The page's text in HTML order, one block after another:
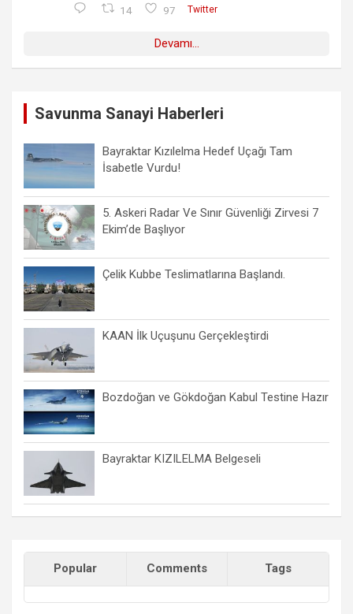
14 97 Twitter
Devamı...
Savunma Sanayi Haberleri
Bayraktar Kızılelma Hedef Uçağı Tam
İsabetle Vurdu!
5. Askeri Radar Ve Sınır Güvenliği Zirvesi 7
Ekim’de Başlıyor
Çelik Kubbe Teslimatlarına Başlandı.
KAAN İlk Uçuşunu Gerçekleştirdi
Bozdoğan ve Gökdoğan Kabul Testine Hazır
Bayraktar KIZILELMA Belgeseli
Popular Comments Tags